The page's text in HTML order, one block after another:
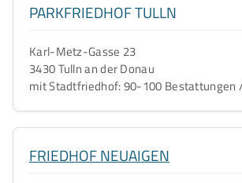
PARKFRIEDHOF TULLN
Karl-Metz-Gasse 23
3430 Tulln an der Donau
mit Stadtfriedhof: 90-100 Bestattungen
FRIEDHOF NEUAIGEN